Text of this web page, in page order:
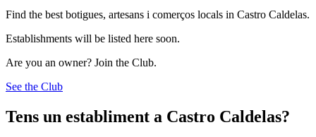
Find the best botigues, artesans i comerços locals in Castro Caldelas.
Establishments will be listed here soon.
Are you an owner? Join the Club.
See the Club
Tens un establiment a Castro Caldelas?